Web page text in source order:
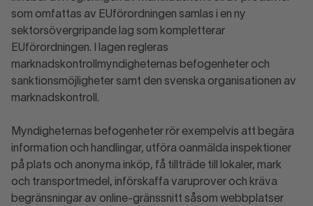
som omfattas av EUförordningen samlas i en ny
sektorsövergripande lag som kompletterar
EUförordningen. I lagen regleras
marknadskontrollmyndigheternas befogenheter och
sanktionsmöjligheter samt den svenska organisationen av
marknadskontroll.
Myndigheternas befogenheter rör exempelvis att begära
information och handlingar, utföra oanmälda inspektioner
på plats och anonyma inköp, få tillträde till lokaler, mark
och transportmedel, införskaffa varuprover och kräva
begränsningar av online-gränssnitt såsom webbplatser